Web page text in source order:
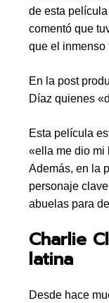
de esta
comentó que
que el inmenso
En la post
Díaz quienes
Esta película
«ella me dio mi
Además, en la
personaje
abuelas para
Charlie
latina
Desde hace